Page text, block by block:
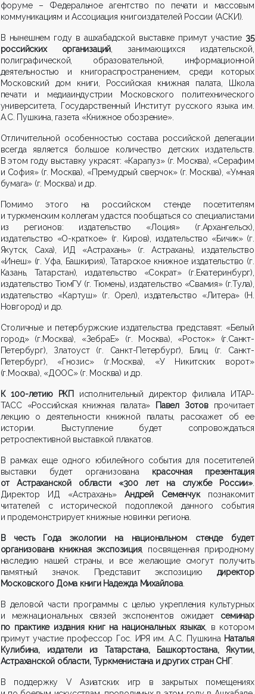
форуме – Федеральное агентство по печати и массовым
коммуникациям и Ассоциация книгоиздателей России (АСКИ).
В нынешнем году в ашхабадской выставке примут участие 35
российских организаций , занимающихся издательской,
полиграфической, образовательной, информационной
деятельностью и книгораспространением, среди которых
Московский дом книги, Российская книжная палата, Школа
печати и медиаиндустрии Московского политехнического
университета, Государственный Институт русского языка им.
А.С. Пушкина, газета «Книжное обозрение».
Отличительной особенностью состава российской делегации
всегда является большое количество детских издательств.
В этом году выставку украсят: «Карапуз» (г. Москва), «Серафим
и София» (г. Москва), «Премудрый сверчок» (г. Москва), «Умная
бумага» (г. Москва) и др.
Помимо этого на российском стенде посетителям
и туркменским коллегам удастся пообщаться со специалистами
из регионов: издательство «Лоция» (г.Архангельск),
издательство «О-краткое» (г. Киров), издательство «Бичик» (г.
Якутск, Саха), ИД «Астрахань» (г. Астрахань), издательство
«Инеш» (г. Уфа, Башкирия), Татарское книжное издательство (г.
Казань, Татарстан), издательство «Сократ» (г.Екатеринбург),
издательство ТюмГУ (г. Тюмень), издательство «Свамия» (г.Тула),
издательство «Картуш» (г. Орел), издательство «Литера» (Н.
Новгород) и др.
Столичные и петербуржские издательства представят: «Белый
город» (г.Москва), «ЗебраЕ» (г. Москва), «Росток» (г.Санкт-
Петербург), Златоуст (г. Санкт-Петербург), Блиц (г. Санкт-
Петербург), «Гнозис» (г.Москва), «У Никитских ворот»
(г.Москва), «ДООС» (г. Москва) и др.
К 100-летию РКПисполнительный директор филиала ИТАР-
ТАСС «Российская книжная палата» Павел Зотовпрочитает
лекцию о деятельности книжной палаты, расскажет об ее
истории. Выступление будет сопровождаться
ретроспективной выставкой плакатов.
В рамках еще одного юбилейного события для посетителей
выставки будет организована красочная презентация
от Астраханской области «300 лет на службе России»
Директор ИД «Астрахань»Андрей Семенчукпознакомит
читателей с исторической подоплекой данного события
и продемонстрирует книжные новинки региона.
В честь Года экологии на национальном стенде будет
организована книжная экспозиция, посвященная природному
наследию нашей страны, и все желающие смогут получить
памятный значок. Представит экспозицию директор
Московского Дома книги Надежда Михайлова.
В деловой части программы с целью укрепления культурных
и межнациональных связей экспонентов ожидает семинар
по практике издания книг на национальных языках, в котором
примут участие профессор Гос. ИРЯ им. А.С. Пушкина Наталья
Кулибина, издатели из Татарстана, Башкортостана, Якутии,
Астраханской области, Туркменистана и других стран СНГ.
В поддержку V Азиатских игр в закрытых помещениях